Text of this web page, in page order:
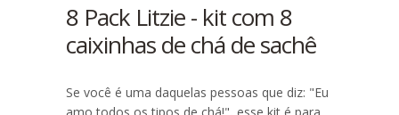
8 Pack Litzie - kit com 8
caixinhas de chá de sachê
Se você é uma daquelas pessoas que diz: "Eu